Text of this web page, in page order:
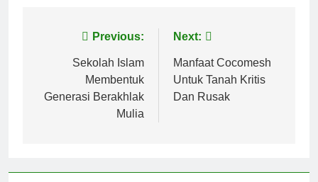
NavigasiPrevious:
Sekolah Islam
Membentuk
Generasi Berakhlak
Mulia
Next:
Manfaat Cocomesh
Untuk Tanah Kritis
Dan Rusak